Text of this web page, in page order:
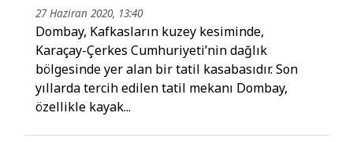
27 Haziran 2020, 13:40
Dombay, Kafkasların kuzey kesiminde,
Karaçay-Çerkes Cumhuriyeti’nin dağlık
bölgesinde yer alan bir tatil kasabasıdır. Son
yıllarda tercih edilen tatil mekanı Dombay,
özellikle kayak...